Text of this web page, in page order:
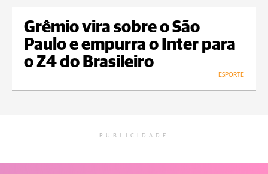
Grêmio vira sobre o São
Paulo e empurra o Inter para
o Z4 do Brasileiro
ESPORTE
PUBLICIDADE